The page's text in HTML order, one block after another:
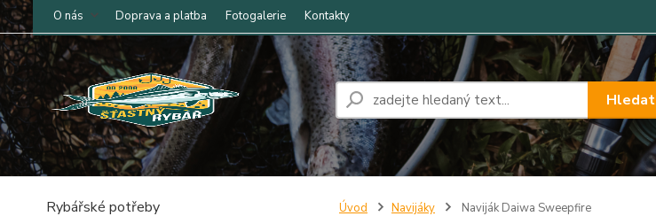
O nás Doprava a platba Fotogalerie Kontakty
Hledat
Rybářské potřeby Úvod Navijáky Naviják Daiwa Sweepfire